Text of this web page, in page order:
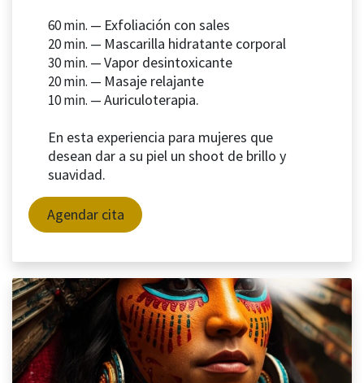
60 min. — Exfoliación con sales
20 min. — Mascarilla hidratante corporal
30 min. —Vapor desintoxicante
20 min. — Masaje relajante
10 min. —Auriculoterapia.
En esta experiencia para mujeres que
desean dar a su piel un shoot de brillo y
suavidad.
Agendar cita